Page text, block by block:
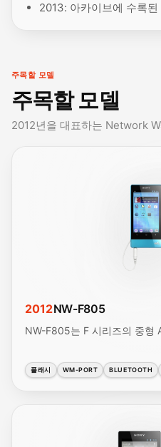
2013: 아카이브에 수록된
주목할 모델
주목할 모델
2012년을 대표하는 Network
2012NW-F805
NW-F805는 F 시리즈의 중형
플래시 WM-PORT BLUETOOTH